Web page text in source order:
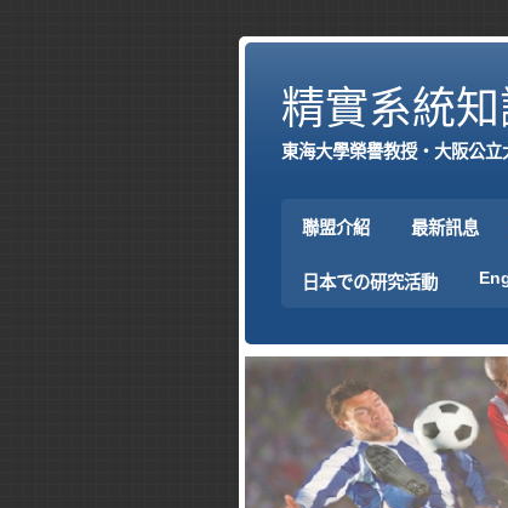
精實系統
東海大學榮譽教授‧大阪公立
聯盟介紹 最新訊息
日本での研究活動